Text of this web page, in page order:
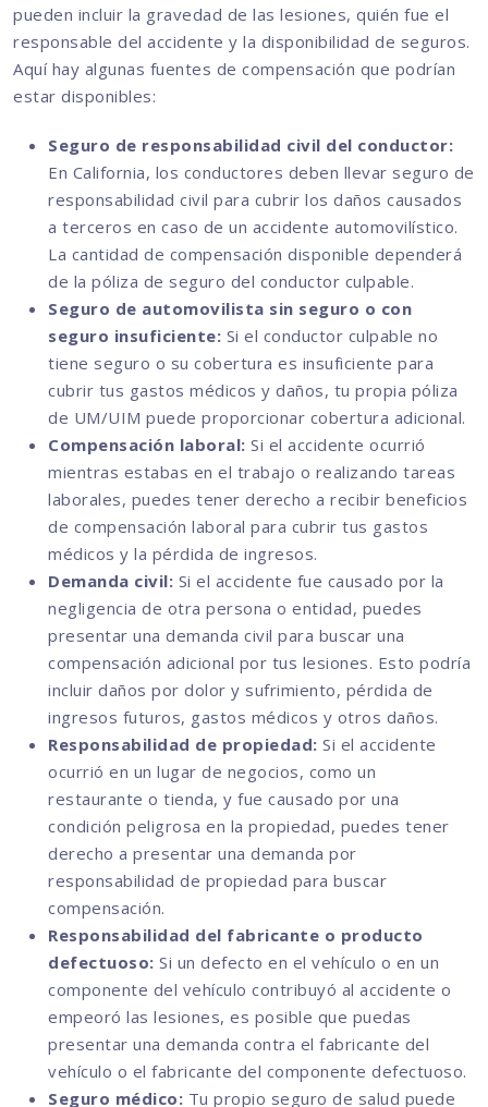
pueden incluir la gravedad de las lesiones, quién fue el
responsable del accidente y la disponibilidad de seguros.
Aquí hay algunas fuentes de compensación que podrían
estar disponibles:
Seguro de responsabilidad civil del conductor:
En California, los conductores deben llevar seguro de
responsabilidad civil para cubrir los daños causados
a terceros en caso de un accidente automovilístico.
La cantidad de compensación disponible dependerá
de la póliza de seguro del conductor culpable.
Seguro de automovilista sin seguro o con
seguro insuficiente: Si el conductor culpable no
tiene seguro o su cobertura es insuficiente para
cubrir tus gastos médicos y daños, tu propia póliza
de UM/UIM puede proporcionar cobertura adicional.
Compensación laboral: Si el accidente ocurrió
mientras estabas en el trabajo o realizando tareas
laborales, puedes tener derecho a recibir beneficios
de compensación laboral para cubrir tus gastos
médicos y la pérdida de ingresos.
Demanda civil: Si el accidente fue causado por la
negligencia de otra persona o entidad, puedes
presentar una demanda civil para buscar una
compensación adicional por tus lesiones. Esto podría
incluir daños por dolor y sufrimiento, pérdida de
ingresos futuros, gastos médicos y otros daños.
Responsabilidad de propiedad: Si el accidente
ocurrió en un lugar de negocios, como un
restaurante o tienda, y fue causado por una
condición peligrosa en la propiedad, puedes tener
derecho a presentar una demanda por
responsabilidad de propiedad para buscar
compensación.
Responsabilidad del fabricante o producto
defectuoso: Si un defecto en el vehículo o en un
componente del vehículo contribuyó al accidente o
empeoró las lesiones, es posible que puedas
presentar una demanda contra el fabricante del
vehículo o el fabricante del componente defectuoso.
Seguro médico: Tu propio seguro de salud puede